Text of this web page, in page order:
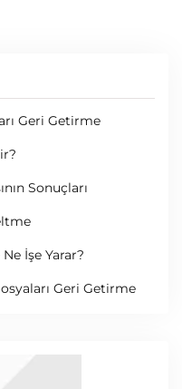
Geri Getirme
Sonuçları
İşe Yarar?
Geri Getirme